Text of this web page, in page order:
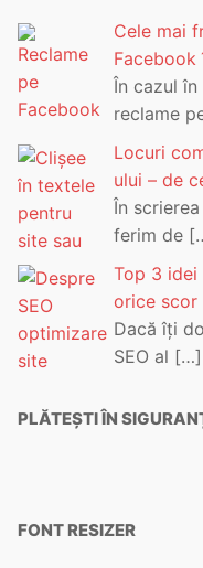
Cele mai
Facebook
În cazul
reclame
Locuri
ului – de
În
ferim de
Top 3 idei
orice scor
Dacă îți
SEO al […]
PLĂTEȘTI ÎN
FONT RESIZER